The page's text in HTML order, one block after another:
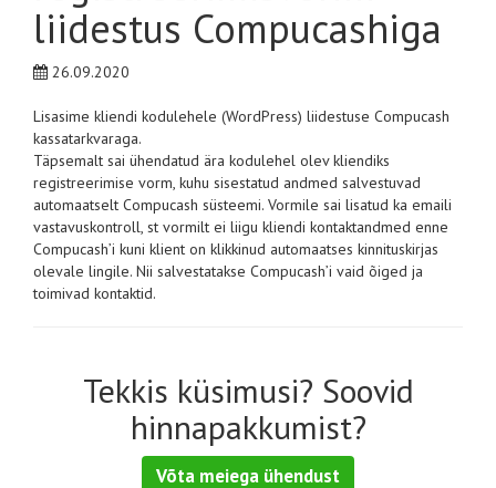
liidestus Compucashiga
26.09.2020
Lisasime kliendi kodulehele (WordPress) liidestuse Compucash
kassatarkvaraga.
Täpsemalt sai ühendatud ära kodulehel olev kliendiks
registreerimise vorm, kuhu sisestatud andmed salvestuvad
automaatselt Compucash süsteemi. Vormile sai lisatud ka emaili
vastavuskontroll, st vormilt ei liigu kliendi kontaktandmed enne
Compucash’i kuni klient on klikkinud automaatses kinnituskirjas
olevale lingile. Nii salvestatakse Compucash’i vaid õiged ja
toimivad kontaktid.
Tekkis küsimusi? Soovid
hinnapakkumist?
Võta meiega ühendust